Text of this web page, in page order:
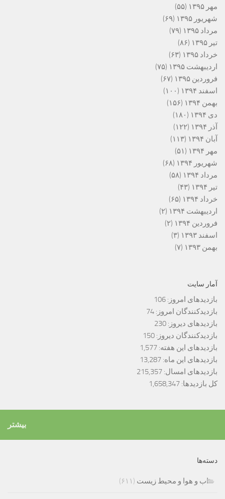
مهر ۱۳۹۵
(۵۵)
شهریور ۱۳۹۵
(۶۹)
مرداد ۱۳۹۵
(۷۹)
تیر ۱۳۹۵
(۸۶)
خرداد ۱۳۹۵
(۶۳)
اردیبهشت ۱۳۹۵
(۷۵)
فروردین ۱۳۹۵
(۶۷)
اسفند ۱۳۹۴
(۱۰۰)
بهمن ۱۳۹۴
(۱۵۶)
دی ۱۳۹۴
(۱۸۰)
آذر ۱۳۹۴
(۱۲۲)
آبان ۱۳۹۴
(۱۱۳)
مهر ۱۳۹۴
(۵۱)
شهریور ۱۳۹۴
(۶۸)
مرداد ۱۳۹۴
(۵۸)
تیر ۱۳۹۴
(۴۳)
خرداد ۱۳۹۴
(۶۵)
اردیبهشت ۱۳۹۴
(۲)
فروردین ۱۳۹۴
(۲)
اسفند ۱۳۹۳
(۳)
بهمن ۱۳۹۳
(۷)
آمار سایت
بازدیدهای امروز: 106
بازدیدکنندگان امروز: 74
بازدیدهای دیروز: 230
بازدیدکنندگان دیروز: 150
بازدیدهای این هفته: 1,577
بازدیدهای این ماه: 13,287
بازدیدهای امسال: 215,357
کل بازدیدها: 1,658,347
بیشتر
دسته‌ها
اب و هوا و محیط زیست (۶۱۱)